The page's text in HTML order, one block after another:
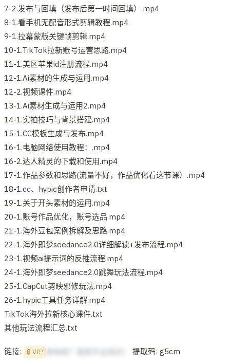
7-2.发布与回填（发布后第一时间回填）.mp4
8-1.看手机无配音形式剪辑教程.mp4
9-1.拉幕蒙版关键帧剪辑.mp4
10-1.TikTok拉新账号运营思路.mp4
11-1.美区苹果id注册流程.mp4
12-1.Ai素材的生成与运用.mp4
12-2.视频课件.mp4
13-1.Ai素材生成与运用2.mp4
14-1.实拍技巧与背景搭建.mp4
15-1.CC模板生成与发布.mp4
16-1.电脑网络使用教程：.mp4
16-2.达人精灵的下载和使用.mp4
17-1.作品参数和思路(流量不好，作品优化看这节课）.mp4
18-1.cc、hypic创作者申请.txt
19-1.关于开头素材的运用.mp4
20-1.账号作品优化，账号选品.mp4
21-1.海外豆包案例拆解及思路.mp4
22-1.海外即梦seedance2.0详细解读+发布流程.mp4
23-1.视频ai提示词的反推流程.mp4
24-1.海外即梦seedance2.0跳舞玩法流程.mp4
25-1.CapCut剪映邪修玩法.mp4
26-1.hypic工具任务详解.mp4
TikTok海外拉新核心课件.txt
其他玩法流程汇总.txt
链接: 🔒 VIP 提取码: g5cm